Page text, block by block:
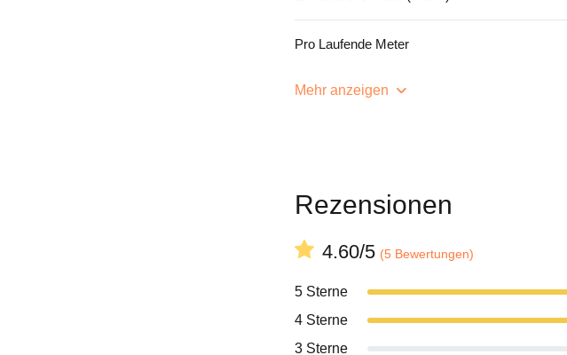
Pro Laufende Meter
Mehr anzeigen
Rezensionen
4.60/5 (5 Bewertungen)
5 Sterne
4 Sterne
3 Sterne